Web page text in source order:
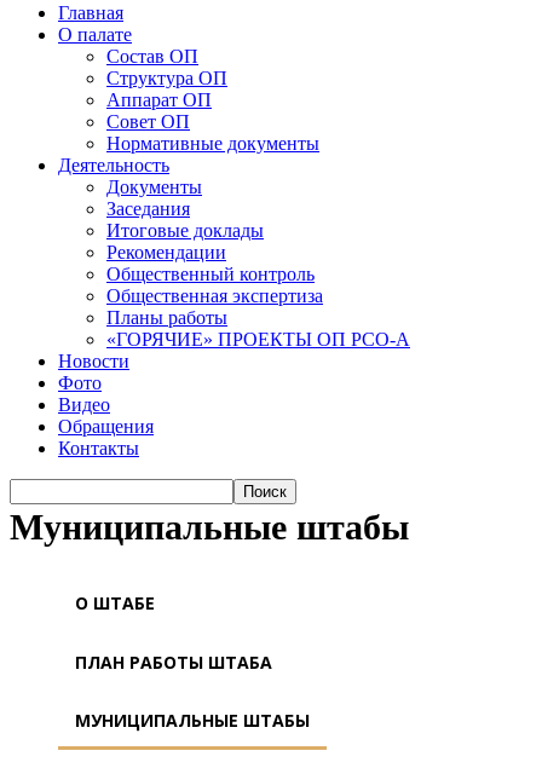
Главная
О палате
Состав ОП
Структура ОП
Аппарат ОП
Совет ОП
Нормативные документы
Деятельность
Документы
Заседания
Итоговые доклады
Рекомендации
Общественный контроль
Общественная экспертиза
Планы работы
«ГОРЯЧИЕ» ПРОЕКТЫ ОП РСО-А
Новости
Фото
Видео
Обращения
Контакты
Муниципальные штабы
О ШТАБЕ
ПЛАН РАБОТЫ ШТАБА
МУНИЦИПАЛЬНЫЕ ШТАБЫ